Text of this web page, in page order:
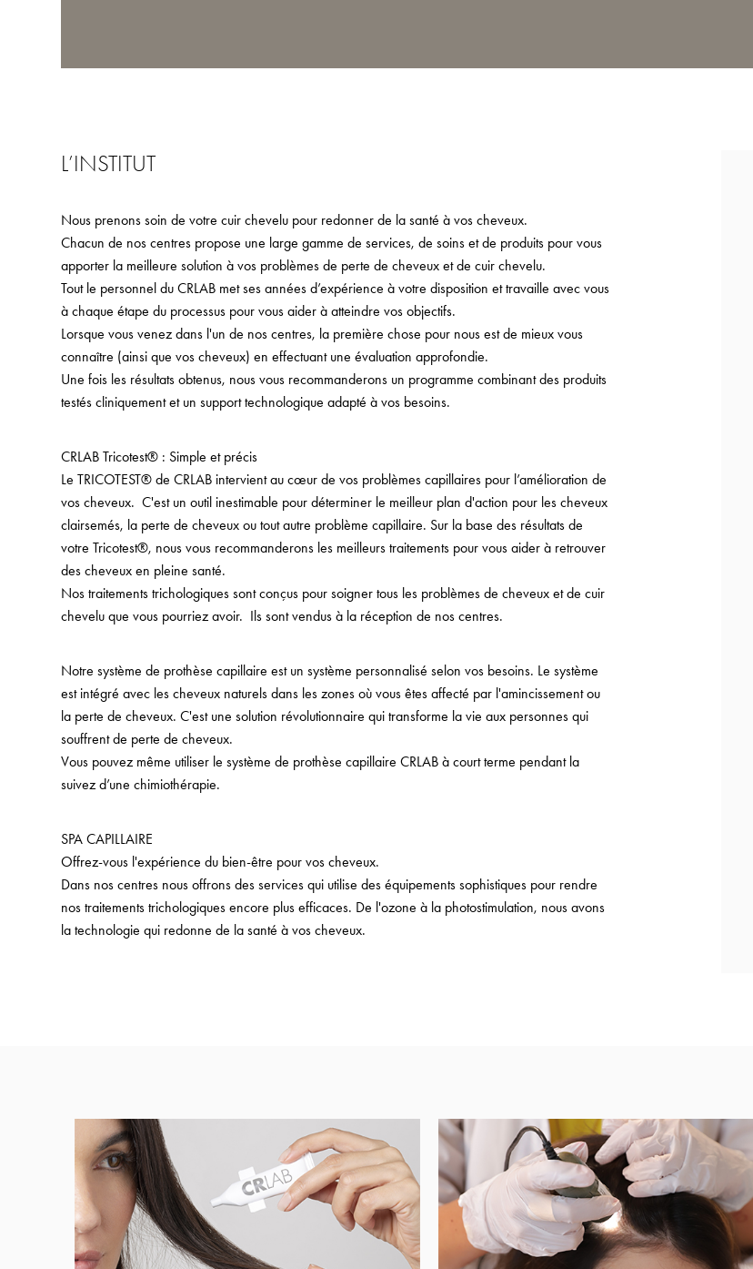
L’INSTITUT
Nous prenons soin de votre cuir chevelu pour redonner de la santé à vos cheveux.
Chacun de nos centres propose une large gamme de services, de soins et de produits pour vous
apporter la meilleure solution à vos problèmes de perte de cheveux et de cuir chevelu.
Tout le personnel du CRLAB met ses années d’expérience à votre disposition et travaille avec vous
à chaque étape du processus pour vous aider à atteindre vos objectifs.
Lorsque vous venez dans l'un de nos centres, la première chose pour nous est de mieux vous
connaître (ainsi que vos cheveux) en effectuant une évaluation approfondie.
Une fois les résultats obtenus, nous vous recommanderons un programme combinant des produits
testés cliniquement et un support technologique adapté à vos besoins.
CRLAB Tricotest® : Simple et précis
Le TRICOTEST® de CRLAB intervient au cœur de vos problèmes capillaires pour l’amélioration de
vos cheveux. C'est un outil inestimable pour déterminer le meilleur plan d'action pour les cheveux
clairsemés, la perte de cheveux ou tout autre problème capillaire. Sur la base des résultats de
votre Tricotest®, nous vous recommanderons les meilleurs traitements pour vous aider à retrouver
des cheveux en pleine santé.
Nos traitements trichologiques sont conçus pour soigner tous les problèmes de cheveux et de cuir
chevelu que vous pourriez avoir. Ils sont vendus à la réception de nos centres.
Notre système de prothèse capillaire est un système personnalisé selon vos besoins. Le système
est intégré avec les cheveux naturels dans les zones où vous êtes affecté par l'amincissement ou
la perte de cheveux. C'est une solution révolutionnaire qui transforme la vie aux personnes qui
souffrent de perte de cheveux.
Vous pouvez même utiliser le système de prothèse capillaire CRLAB à court terme pendant la
suivez d’une chimiothérapie.
SPA CAPILLAIRE
Offrez-vous l'expérience du bien-être pour vos cheveux.
Dans nos centres nous offrons des services qui utilise des équipements sophistiques pour rendre
nos traitements trichologiques encore plus efficaces. De l'ozone à la photostimulation, nous avons
la technologie qui redonne de la santé à vos cheveux.